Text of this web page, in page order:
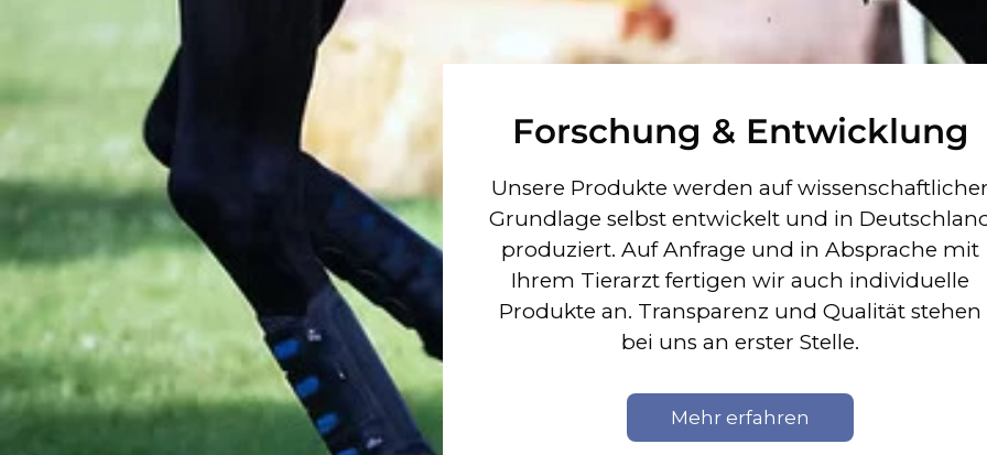
Forschung & Entwicklung
Unsere Produkte werden auf
Grundlage selbst entwickelt und in
produziert. Auf Anfrage und in Absprache mit
Ihrem Tierarzt fertigen wir auch individuelle
Produkte an. Transparenz und Qualität stehen
bei uns an erster Stelle.
Mehr erfahren